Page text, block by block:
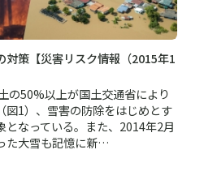
対策【災害リスク情報（2015年1
の50%以上が国土交通省により
図1）、雪害の防除をはじめとす
となっている。また、2014年2月
た大雪も記憶に新…